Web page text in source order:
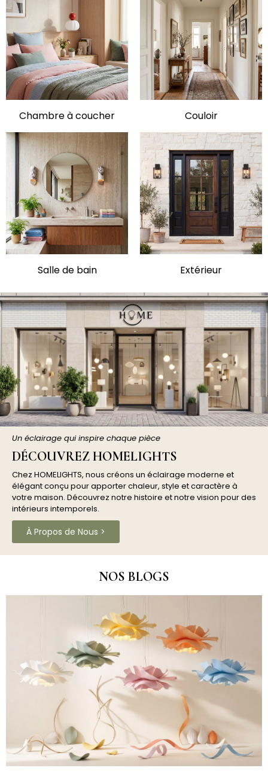
Chambre à coucher Couloir
Salle de bain Extérieur
Un éclairage qui inspire chaque pièce
DÉCOUVREZ HOMELIGHTS
Chez HOMELIGHTS, nous créons un éclairage moderne et
élégant conçu pour apporter chaleur, style et caractère à
votre maison. Découvrez notre histoire et notre vision pour des
intérieurs intemporels.
À Propos de Nous >
NOS BLOGS